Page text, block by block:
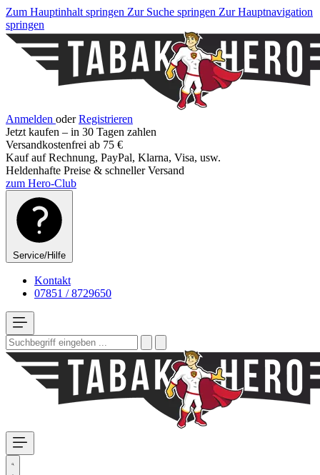
Zum Hauptinhalt springen Zur Suche springen Zur Hauptnavigation
springen
Anmelden oder Registrieren
Jetzt kaufen – in 30 Tagen zahlen
Versandkostenfrei ab 75 €
Kauf auf Rechnung, PayPal, Klarna, Visa, usw.
Heldenhafte Preise & schneller Versand
zum Hero-Club
Service/Hilfe
Kontakt
07851 / 8729650